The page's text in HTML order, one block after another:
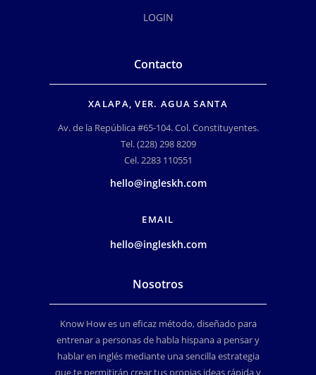
LOGIN
Contacto
XALAPA, VER. AGUA SANTA
Av. de la República #65-104. Col. Constituyentes.
Tel. (228) 298 8209
Cel. 2283 110551
hello@ingleskh.com
EMAIL
hello@ingleskh.com
Nosotros
Know How es un eficaz método, diseñado para
entrenar a personas de habla hispana a pensar y
hablar en inglés mediante una sencilla estrategia
que te permitirán crear tus propias ideas rápida y